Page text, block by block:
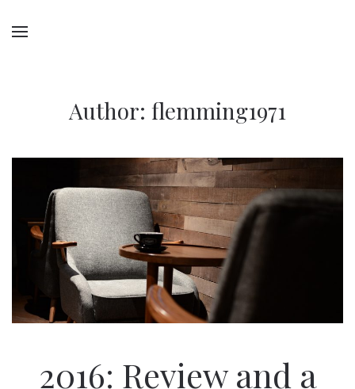
Author: flemming1971
2016: Review and a